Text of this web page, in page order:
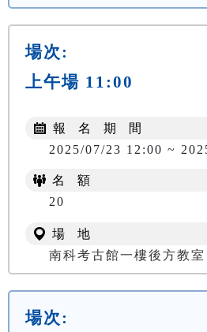
場次:
上午場 11:00
報 名 期 間
2025/07/23 12:00 ~
名 額
20
場 地
南科考古館一樓後方教室
場次: